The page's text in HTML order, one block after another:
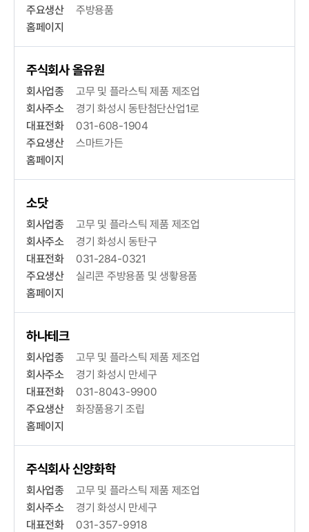
주요생산
주방용품
홈페이지
주식회사 올유원
회사업종
고무 및 플라스틱 제품 제조업
회사주소
경기 화성시 동탄첨단산업1로
대표전화
031-608-1904
주요생산
스마트가든
홈페이지
소닷
회사업종
고무 및 플라스틱 제품 제조업
회사주소
경기 화성시 동탄구
대표전화
031-284-0321
주요생산
실리콘 주방용품 및 생홯용품
홈페이지
하나테크
회사업종
고무 및 플라스틱 제품 제조업
회사주소
경기 화성시 만세구
대표전화
031-8043-9900
주요생산
화장품용기 조립
홈페이지
주식회사 신양화학
회사업종
고무 및 플라스틱 제품 제조업
회사주소
경기 화성시 만세구
대표전화
031-357-9918